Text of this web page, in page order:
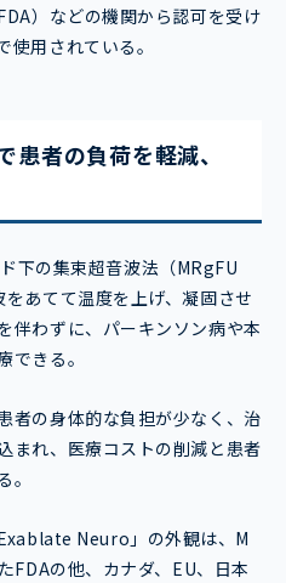
）などの機関から認可を受け
用されている。
患者の負荷を軽減、
下の集束超音波法（MRgFU
あてて温度を上げ、凝固させ
伴わずに、パーキンソン病や本
できる。
者の身体的な負担が少なく、治
まれ、医療コストの削減と患者
Neuro」の外観は、M
FDAの他、カナダ、EU、日本